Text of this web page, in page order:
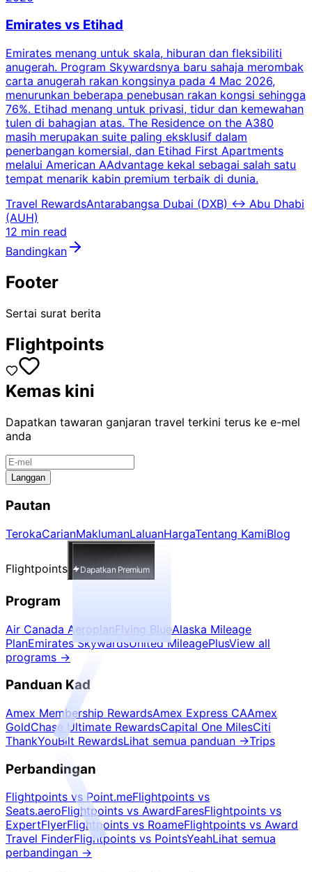
Emirates vs Etihad
Emirates menang untuk skala, hiburan dan fleksibiliti
anugerah. Program Skywardsnya baru sahaja merombak
carta anugerah rakan kongsinya pada 4 Mac 2026,
menurunkan beberapa penebusan rakan kongsi sehingga
76%. Etihad menang untuk privasi, tidur dan kemewahan
tulen di bahagian atas. The Residence on the A380
masih merupakan suite paling eksklusif dalam
penerbangan komersial, dan Etihad First Apartments
melalui American AAdvantage kekal sebagai salah satu
tempat menarik kabin premium terbaik di dunia.
Travel RewardsAntarabangsa Dubai (DXB) ↔ Abu Dhabi
(AUH)
12 min read
Bandingkan
Footer
Sertai surat berita
Flightpoints
Kemas kini
Dapatkan tawaran ganjaran travel terkini terus ke e-mel
anda
Langgan
Pautan
TerokaCarianMaklumanLaluanHargaTentang KamiBlog
Flightpoints Dapatkan Premium
Program
Air Canada AeroplanFlying BlueAlaska Mileage
PlanEmirates SkywardsUnited MileagePlusView all
programs →
Panduan Kad
Amex Membership RewardsAmex Express CAAmex
GoldChase Ultimate RewardsCapital One MilesCiti
ThankYouBilt RewardsLihat semua panduan →Trips
Perbandingan
Flightpoints vs Point.meFlightpoints vs
Seats.aeroFlightpoints vs AwardFaresFlightpoints vs
ExpertFlyerFlightpoints vs RoameFlightpoints vs Award
Travel FinderFlightpoints vs PointsYeahLihat semua
perbandingan →